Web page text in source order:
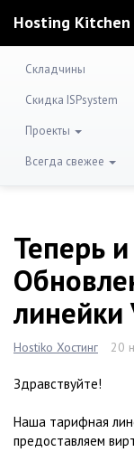
Hosting Kitchen
Складчины
Скидка ISPsystem
Проекты
Всегда свежее
Теперь
линейки
Hostiko Хостинг 20
Здравствуйте!
Наша тарифная
предоставляем